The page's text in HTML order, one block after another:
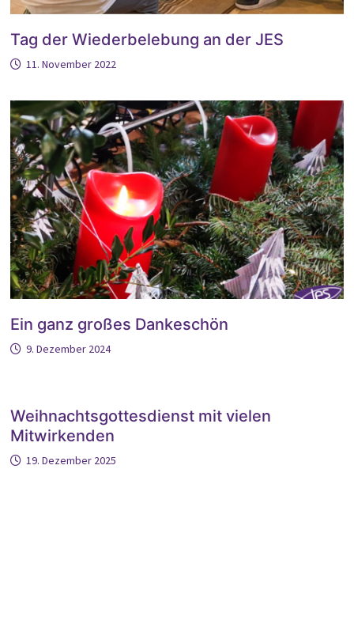
Tag der Wiederbelebung an der JES
11. November 2022
Ein ganz großes Dankeschön
9. Dezember 2024
Weihnachtsgottesdienst mit vielen
Mitwirkenden
19. Dezember 2025